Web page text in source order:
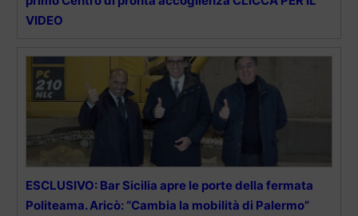
VIDEO
ESCLUSIVO: Bar Sicilia apre le porte della fermata
Politeama. Aricò: “Cambia la mobilità di Palermo”